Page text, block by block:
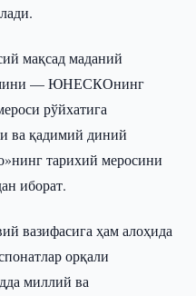
мақсад маданий
— ЮНЕСКОнинг
рўйхатига
ва қадимий диний
тарихий меросини
иборат.
вазифасига ҳам алоҳида
орқали
миллий ва